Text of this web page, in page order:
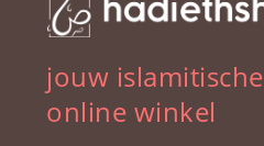
jouw islamitische
online winkel